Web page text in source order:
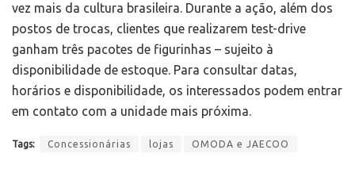
vez mais da cultura brasileira. Durante a ação, além dos
postos de trocas, clientes que realizarem test-drive
ganham três pacotes de figurinhas – sujeito à
disponibilidade de estoque. Para consultar datas,
horários e disponibilidade, os interessados podem entrar
em contato com a unidade mais próxima.
Tags: Concessionárias lojas OMODA e JAECOO